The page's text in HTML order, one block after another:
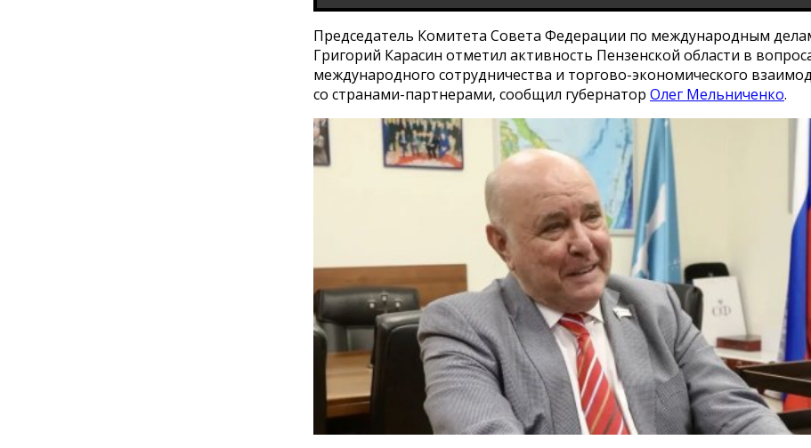
Председатель Комитета Совета Федерации по международным
Григорий Карасин отметил активность Пензенской области в
международного сотрудничества и торгово-экономического
со странами-партнерами, сообщил губернатор Олег Мельниченко.